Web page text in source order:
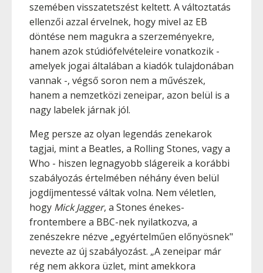
szemében visszatetszést keltett. A változtatás
ellenzői azzal érvelnek, hogy mivel az EB
döntése nem magukra a szerzeményekre,
hanem azok stúdiófelvételeire vonatkozik -
amelyek jogai általában a kiadók tulajdonában
vannak -, végső soron nem a művészek,
hanem a nemzetközi zeneipar, azon belül is a
nagy labelek járnak jól.
Meg persze az olyan legendás zenekarok
tagjai, mint a Beatles, a Rolling Stones, vagy a
Who - hiszen legnagyobb slágereik a korábbi
szabályozás értelmében néhány éven belül
jogdíjmentessé váltak volna. Nem véletlen,
hogy Mick Jagger, a Stones énekes-
frontembere a BBC-nek nyilatkozva, a
zenészekre nézve „egyértelműen előnyösnek"
nevezte az új szabályozást. „A zeneipar már
rég nem akkora üzlet, mint amekkora